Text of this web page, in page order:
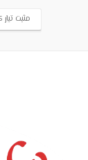
مثبت تيار